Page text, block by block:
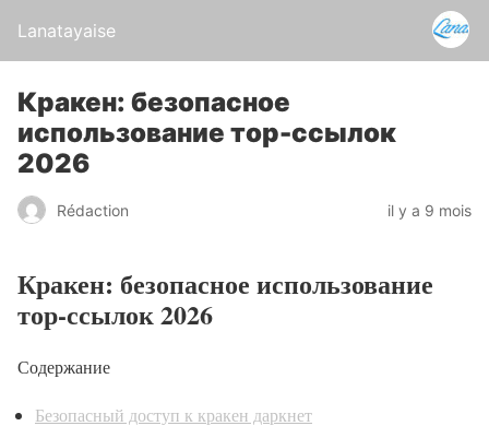
Lanatayaise
Кракен: безопасное
использование тор-ссылок
2026
Rédaction il y a 9 mois
Кракен: безопасное использование
тор-ссылок 2026
Содержание
Безопасный доступ к кракен даркнет